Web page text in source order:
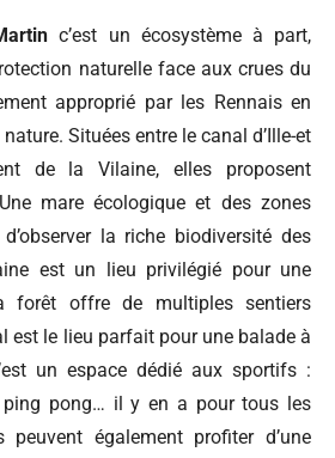
c’est un écosystème à part,
naturelle face aux crues du
approprié par les Rennais en
Situées entre le canal d’Ille-et
de la Vilaine, elles proposent
mare écologique et des zones
la riche biodiversité des
est un lieu privilégié pour une
forêt offre de multiples sentiers
est le lieu parfait pour une balade à
un espace dédié aux sportifs :
ping pong… il y en a pour tous les
également profiter d’une